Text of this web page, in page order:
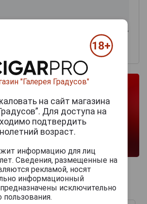
бренда CLAVIS
"Галерея Градусов"
на сайт магазина
Для доступа на
подтвердить
возраст.
информацию для лиц
Сведения, размещенные на
рекламой, носят
информационный
исключительно
пользования.